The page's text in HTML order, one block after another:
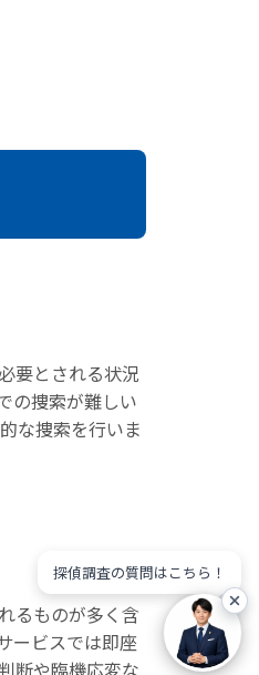
要とされる状況
の捜索が難しい
な捜索を行いま
るものが多く含
ービスでは即座
断や臨機応変な
探偵調査の質問はこちら！